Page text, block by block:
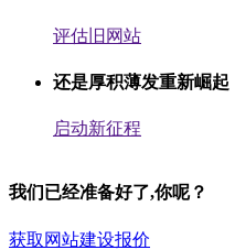
评估旧网站
还是厚积薄发重新崛起
启动新征程
我们已经准备好了,你呢？
获取网站建设报价